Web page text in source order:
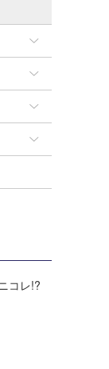
コレ!?